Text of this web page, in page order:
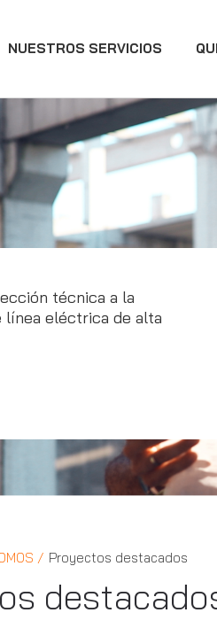
NUESTROS SERVICIOS
técnica a la
eléctrica de alta
Proyectos destacados